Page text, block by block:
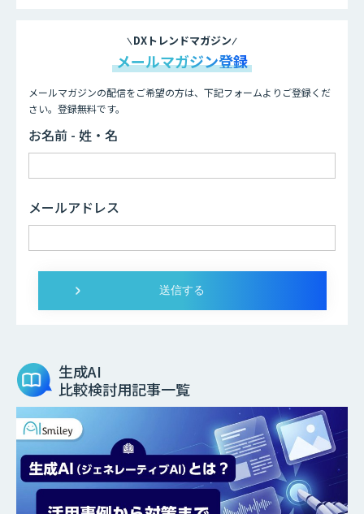
DXトレンドマガジン
メールマガジン登録
メールマガジンの配信をご希望の方は、下記フォームよりご登録くだ
さい。登録無料です。
お名前 - 姓・名
メールアドレス
生成AI
比較検討用記事一覧